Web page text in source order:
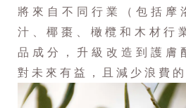
將來自不同行業（包括摩
汁、椰棗、橄欖和木材行
品成分，升級改造到護膚
對未來有益，且減少浪費